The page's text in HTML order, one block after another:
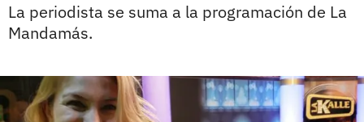
La periodista se suma a la programación de La
Mandamás.